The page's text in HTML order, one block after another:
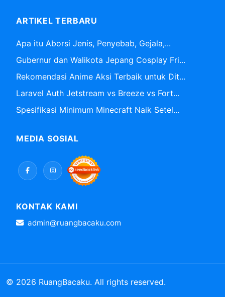
ARTIKEL TERBARU
Apa itu Aborsi Jenis, Penyebab, Gejala,...
Gubernur dan Walikota Jepang Cosplay Fri...
Rekomendasi Anime Aksi Terbaik untuk Dit...
Laravel Auth Jetstream vs Breeze vs Fort...
Spesifikasi Minimum Minecraft Naik Setel...
MEDIA SOSIAL
KONTAK KAMI
admin@ruangbacaku.com
© 2026 RuangBacaku. All rights reserved.